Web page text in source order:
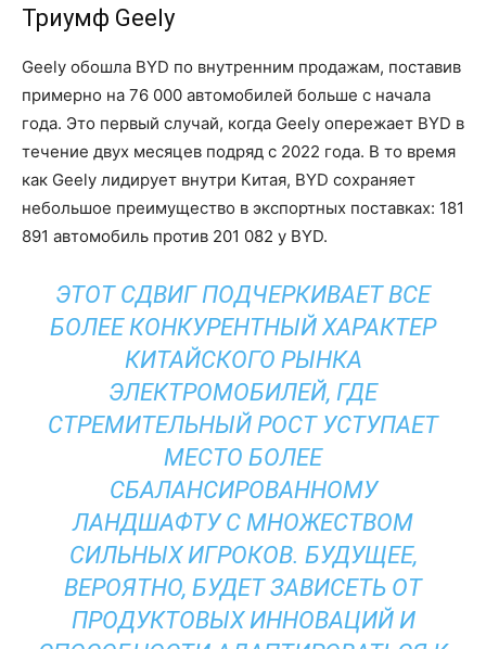
Триумф Geely
Geely обошла BYD по внутренним продажам, поставив
примерно на 76 000 автомобилей больше с начала
года. Это первый случай, когда Geely опережает BYD в
течение двух месяцев подряд с 2022 года. В то время
как Geely лидирует внутри Китая, BYD сохраняет
небольшое преимущество в экспортных поставках: 181
891 автомобиль против 201 082 у BYD.
ЭТОТ СДВИГ ПОДЧЕРКИВАЕТ ВСЕ
БОЛЕЕ КОНКУРЕНТНЫЙ ХАРАКТЕР
КИТАЙСКОГО РЫНКА
ЭЛЕКТРОМОБИЛЕЙ, ГДЕ
СТРЕМИТЕЛЬНЫЙ РОСТ УСТУПАЕТ
МЕСТО БОЛЕЕ
СБАЛАНСИРОВАННОМУ
ЛАНДШАФТУ С МНОЖЕСТВОМ
СИЛЬНЫХ ИГРОКОВ. БУДУЩЕЕ,
ВЕРОЯТНО, БУДЕТ ЗАВИСЕТЬ ОТ
ПРОДУКТОВЫХ ИННОВАЦИЙ И